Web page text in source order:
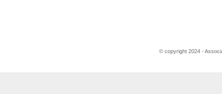
© copyright 2024 -